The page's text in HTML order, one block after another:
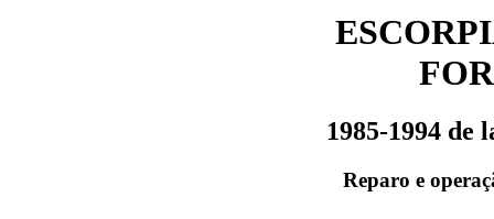
1985-1994 de
Reparo e